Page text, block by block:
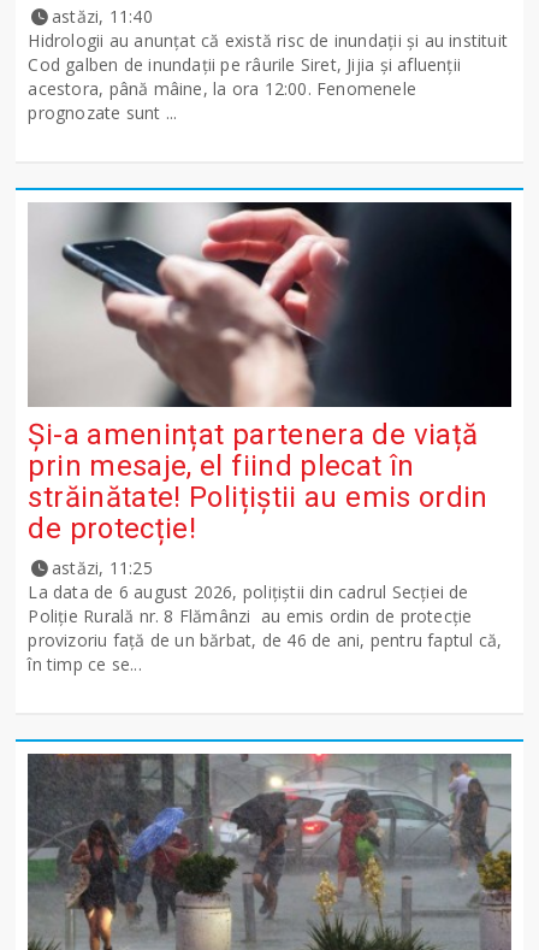
astăzi, 11:40
Hidrologii au anunțat că există risc de inundații și au instituit
Cod galben de inundații pe râurile Siret, Jijia și afluenții
acestora, până mâine, la ora 12:00. Fenomenele
prognozate sunt ...
Și-a amenințat partenera de viață
prin mesaje, el fiind plecat în
străinătate! Polițiștii au emis ordin
de protecție!
astăzi, 11:25
La data de 6 august 2026, polițiștii din cadrul Secției de
Poliție Rurală nr. 8 Flămânzi au emis ordin de protecție
provizoriu față de un bărbat, de 46 de ani, pentru faptul că,
în timp ce se...